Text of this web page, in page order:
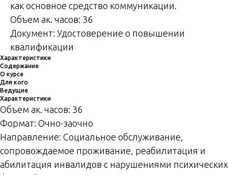
как основное средство коммуникации.
Объем ак. часов: 36
Документ: Удостоверение о повышении
квалификации
Характеристики
Содержание
О курсе
Для кого
Ведущие
Характеристики
Объем ак. часов: 36
Формат: Очно-заочно
Направление: Социальное обслуживание,
сопровождаемое проживание, реабилитация и
абилитация инвалидов с нарушениями психических